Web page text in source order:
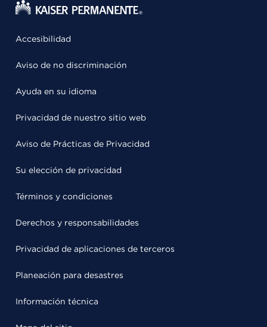
Accesibilidad
Aviso de no discriminación
Ayuda en su idioma
Privacidad de nuestro sitio web
Aviso de Prácticas de Privacidad
Su elección de privacidad
Términos y condiciones
Derechos y responsabilidades
Privacidad de aplicaciones de terceros
Planeación para desastres
Información técnica